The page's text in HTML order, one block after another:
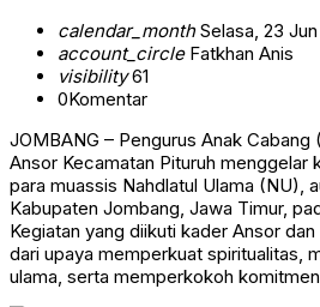
calendar_monthSelasa, 23
account_circleFatkhan Anis
visibility61
0Komentar
JOMBANG – Pengurus Anak Cabang
Ansor Kecamatan Pituruh menggelar
para muassis Nahdlatul Ulama (NU),
Kabupaten Jombang, Jawa Timur,
Kegiatan yang diikuti kader Ansor
dari upaya memperkuat spiritualitas,
ulama, serta memperkokoh